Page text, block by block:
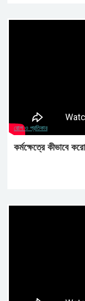
রোগ ও প্রতিকার
কর্মক্ষেত্রে কীভাবে